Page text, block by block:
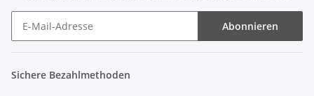
Abonnieren
Sichere Bezahlmethoden